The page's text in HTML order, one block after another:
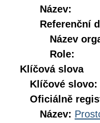
Název:
Referenční
Název
Role:
Klíčová slova
Klíčové slovo:
Oficiálně
Název: